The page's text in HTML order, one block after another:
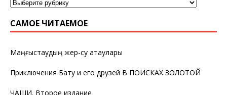
САМОЕ ЧИТАЕМОЕ
Маңғыстаудың жер-су атаулары
Приключения Бату и его друзей В ПОИСКАХ ЗОЛОТОЙ
ЧАШИ. Второе издание